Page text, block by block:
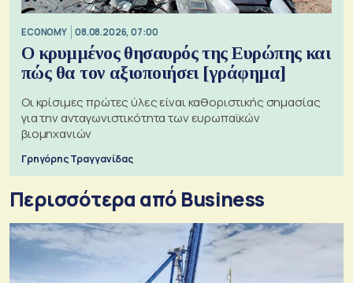
ECONOMY 08.08.2026, 07:00
Ο κρυμμένος θησαυρός της Ευρώπης και
πώς θα τον αξιοποιήσει [γράφημα]
Οι κρίσιμες πρώτες ύλες είναι καθοριστικής σημασίας
για την ανταγωνιστικότητα των ευρωπαϊκών
βιομηχανιών
Γρηγόρης Τραγγανίδας
Περισσότερα από Business